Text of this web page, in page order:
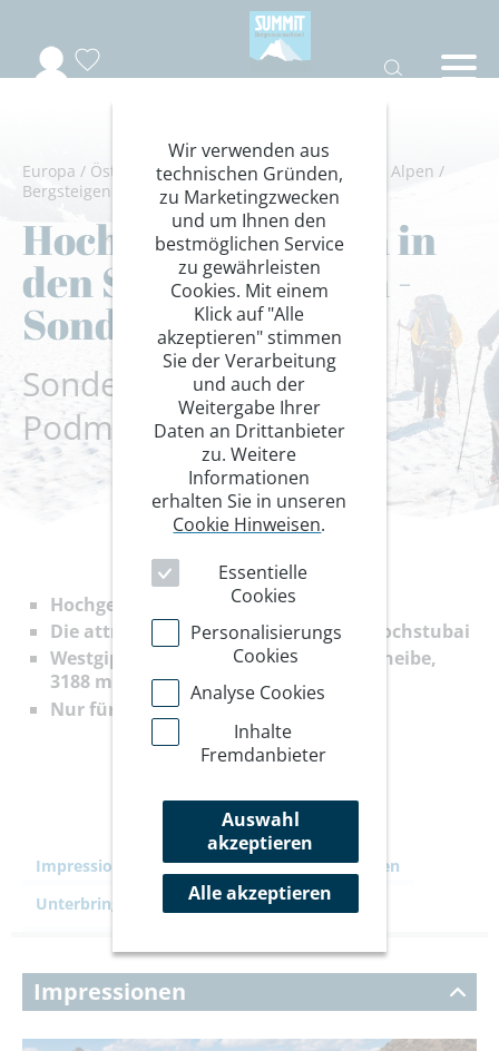
Europa / Österreich/Tiroler Oberland/Stubaier Alpen /
Bergsteigen
Hochtouren Alpen
Hochgebirgstouren in
den Stubaier Alpen -
Sondergruppe
Sondergruppe Gernot
Podmenik
Hochgebirgsdurchquerung
Die attraktivsten Dreitausender im Hochstubai
Westgipfel Zuckerhütl, 3498 m, Kuhscheibe,
3188 m, Nebelkogel, 3213m
Nur für die Sondergruppe buchbar!
Impressionen Ihre Reise
Leistungen
Unterbringung
Kommentare
Impressionen
Wir verwenden aus
technischen Gründen,
zu Marketingzwecken
und um Ihnen den
bestmöglichen Service
zu gewährleisten
Cookies. Mit einem
Klick auf "Alle
akzeptieren" stimmen
Sie der Verarbeitung
und auch der
Weitergabe Ihrer
Daten an Drittanbieter
zu. Weitere
Informationen
erhalten Sie in unseren
Cookie Hinweisen.
Essentielle
Cookies
Personalisierungs
Cookies
Analyse Cookies
Inhalte
Fremdanbieter
Auswahl
akzeptieren
Alle akzeptieren